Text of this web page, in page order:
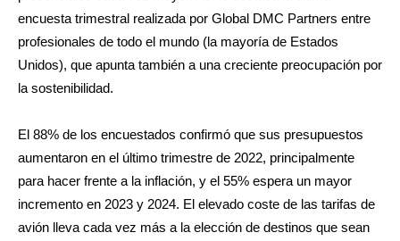
encuesta trimestral realizada por Global DMC Partners entre
profesionales de todo el mundo (la mayoría de Estados
Unidos), que apunta también a una creciente preocupación por
la sostenibilidad.
El 88% de los encuestados confirmó que sus presupuestos
aumentaron en el último trimestre de 2022, principalmente
para hacer frente a la inflación, y el 55% espera un mayor
incremento en 2023 y 2024. El elevado coste de las tarifas de
avión lleva cada vez más a la elección de destinos que sean